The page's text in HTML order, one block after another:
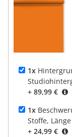
1x
+ 89,99 €
1x
Stoffe,
+ 24,99 €